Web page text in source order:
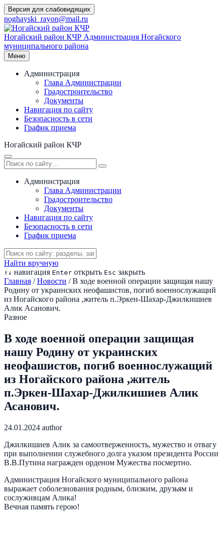
Перейти
к
содержимому
Версия для слабовидящих
noghayski_rayon@mail.ru
Ногайский район КЧР Администрация Ногайского
муниципального района
Меню
Администрация
Глава Администрации
Градостроительство
Документы
Навигация по сайту
Безопасность в сети
График приема
Ногайский район КЧР
Администрация
Глава Администрации
Градостроительство
Документы
Навигация по сайту
Безопасность в сети
График приема
Найти вручную
↑ ↓ навигация Enter открыть Esc закрыть
Главная / Новости / В ходе военной операции защищая нашу
Родину от украинских неофашистов, погиб военнослужащий
из Ногайского района ,житель п.Эркен-Шахар-Джилкишиев
Алик Асанович.
Разное
В ходе военной операции защищая
нашу Родину от украинских
неофашистов, погиб военнослужащий
из Ногайского района ,житель
п.Эркен-Шахар-Джилкишиев Алик
Асанович.
24.01.2024 author
Джилкишиев Алик за самоотверженность, мужество и отвагу
при выполнении служебного долга указом президента России
В.В.Путина награжден орденом Мужества посмертно.
Администрация Ногайского муниципального района
выражает соболезнования родным, близким, друзьям и
сослуживцам Алика!
Вечная память герою!